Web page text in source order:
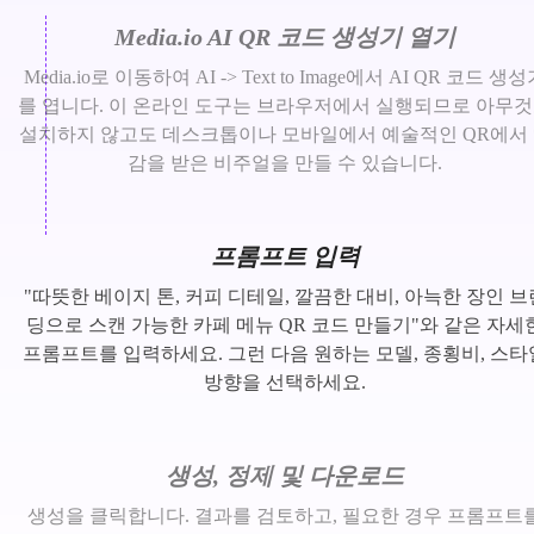
Media.io AI QR 코드 생성기 열기
Media.io로 이동하여 AI -> Text to Image에서 AI QR 코드 생성
를 엽니다. 이 온라인 도구는 브라우저에서 실행되므로 아무것
설치하지 않고도 데스크톱이나 모바일에서 예술적인 QR에서
감을 받은 비주얼을 만들 수 있습니다.
프롬프트 입력
"따뜻한 베이지 톤, 커피 디테일, 깔끔한 대비, 아늑한 장인 브
딩으로 스캔 가능한 카페 메뉴 QR 코드 만들기"와 같은 자세
프롬프트를 입력하세요. 그런 다음 원하는 모델, 종횡비, 스타
방향을 선택하세요.
생성, 정제 및 다운로드
생성을 클릭합니다. 결과를 검토하고, 필요한 경우 프롬프트